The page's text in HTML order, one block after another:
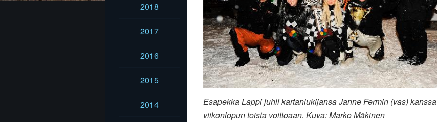
2018
2017
2016
2015
2014
Esapekka Lappi juhli kartanlukijansa Janne Fermin (vas) kanssa
viikonlopun toista voittoaan. Kuva: Marko Mäkinen